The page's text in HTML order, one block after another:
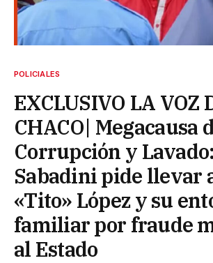
POLICIALES
EXCLUSIVO LA VOZ
CHACO| Megacausa
Corrupción y
Sabadini pide llevar
«Tito» López y su
familiar por fraude
al Estado